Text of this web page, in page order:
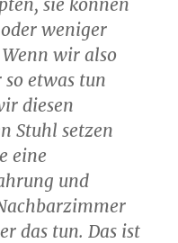
sie können
weniger
wir also
etwas tun
diesen
Stuhl setzen
eine
und
das tun. Das ist